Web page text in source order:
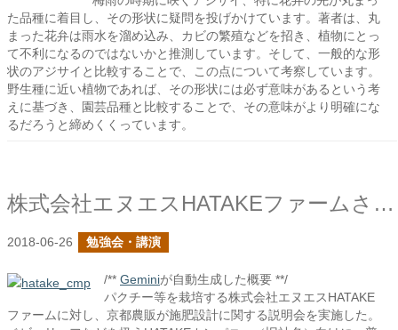
た品種に着目し、その形状に疑問を投げかけています。著者は、丸
まった花弁は雨水を溜め込み、カビの繁殖などを招き、植物にとっ
て不利になるのではないかと推測しています。そして、一般的な形
状のアジサイと比較することで、この点について考察しています。
野生種に近い植物であれば、その形状には必ず意味があるという考
えに基づき、園芸品種と比較することで、その意味がより明確にな
るだろうと締めくくっています。
株式会社エヌエスHATAKEファームさん向けに施肥設計の話をしました
2018-06-26 勉強会・講演
/** Geminiが自動生成した概要 **/
パクチー等を栽培する株式会社エヌエスHATAKE
ファームに対し、京都農販が施肥設計に関する説明会を実施した。